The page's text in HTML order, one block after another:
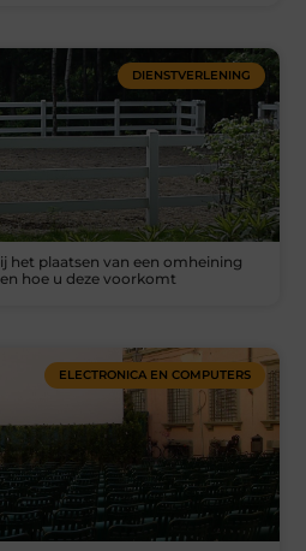
DIENSTVERLENING
het plaatsen van een omheining
hoe u deze voorkomt
ELECTRONICA EN COMPUTERS